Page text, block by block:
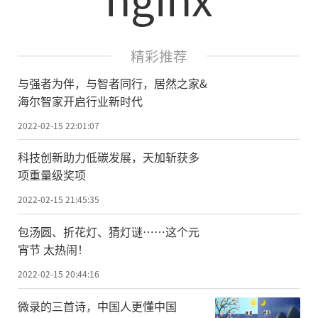
精彩推荐
与强者为伴，与智者同行，居然之家&
海尔智家开启行业新时代
2022-02-15 22:01:07
科技创新助力低碳发展，天加斩获多
项重量级奖项
2022-02-15 21:45:35
包汤圆、折花灯、猜灯谜……这个元
宵节 太热闹！
2022-02-15 20:44:16
微录的三首诗，中国人更懂中国